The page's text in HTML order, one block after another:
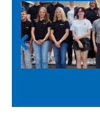
Prev
ious